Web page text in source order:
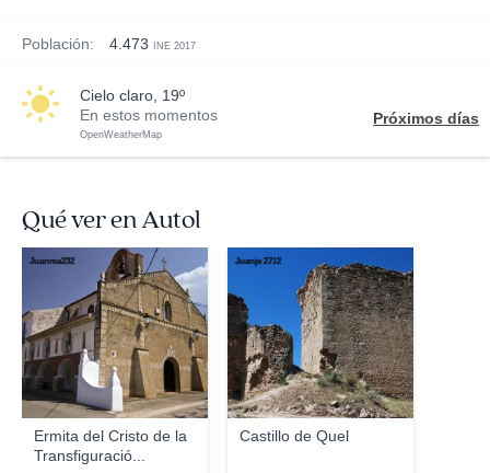
Población: 4.473 INE 2017
cielo claro, 19º
En estos momentos
OpenWeatherMap
Próximos días
Qué ver en Autol
Ermita del Cristo de la
Transfiguració...
Juanma232
Castillo de Quel
Juanje 2712